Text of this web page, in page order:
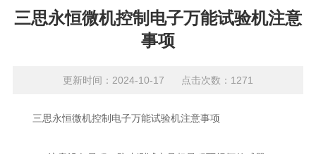
三思永恒微机控制电子万能试验机注意
事项
更新时间：2024-10-17 点击次数：1271
三思永恒微机控制电子万能试验机注意事项